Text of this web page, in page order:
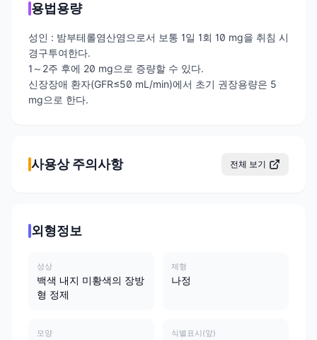
용법용량
성인 : 밤부테롤염산염으로서 보통 1일 1회 10 mg을 취침 시
경구투여한다.
1～2주 후에 20 mg으로 증량할 수 있다.
신장장애 환자(GFR≤50 mL/min)에서 초기 권장용량은 5
mg으로 한다.
사용상 주의사항 전체 보기
외형정보
성상
백색 내지 미황색의 장방
형 정제
제형
나정
모양 식별표시(앞)